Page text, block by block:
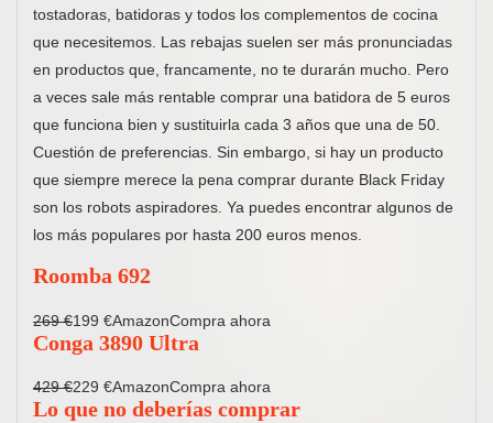
tostadoras, batidoras y todos los complementos de cocina
que necesitemos. Las rebajas suelen ser más pronunciadas
en productos que, francamente, no te durarán mucho. Pero
a veces sale más rentable comprar una batidora de 5 euros
que funciona bien y sustituirla cada 3 años que una de 50.
Cuestión de preferencias. Sin embargo, si hay un producto
que siempre merece la pena comprar durante Black Friday
son los robots aspiradores. Ya puedes encontrar algunos de
los más populares por hasta 200 euros menos.
Roomba 692
269 €199 €AmazonCompra ahora
Conga 3890 Ultra
429 €229 €AmazonCompra ahora
Lo que no deberías comprar